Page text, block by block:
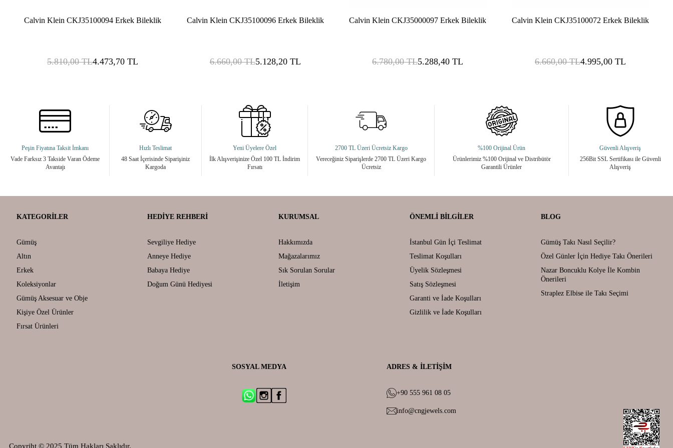
Calvin Klein CKJ35100094 Erkek Bileklik
5.810,00TL4.473,70TL
Calvin Klein CKJ35100096 Erkek Bileklik
6.660,00TL5.128,20TL
Calvin Klein CKJ35000097 Erkek Bileklik
6.780,00TL5.288,40 TL
Calvin Klein CKJ35100072 Erkek Bileklik
6.660,00TL4.995,00 TL
Peşin Fiyatına Taksit İmkanı
Vade Farksız 3 Takside Varan Ödeme
Avantajı
Hızlı Teslimat
48 Saat İçerisinde Siparişiniz
Kargoda
Yeni Üyelere Özel
İlk Alışverişinize Özel 100 TL İndirim
Fırsatı
2700 TL Üzeri Ücretsiz Kargo
Vereceğiniz Siparişlerde 2700 TL Üzeri Kargo
Ücretsiz
%100 Orijinal Ürün
Ürünlerimiz %100 Orijinal ve Distribütör
Garantili Ürünler
Güvenli Alışveriş
256Bit SSL Sertifikası ile Güvenli
Alışveriş
KATEGORILER
Gümüş
Altın
Erkek
Koleksiyonlar
Gümüş Aksesuar ve Obje
Kişiye Özel Ürünler
Fırsat Ürünleri
HEDIYE REHBERI
Sevgiliye Hediye
Anneye Hediye
Babaya Hediye
Doğum Günü Hediyesi
KURUMSAL
Hakkımızda
Mağazalarımız
Sık Sorulan Sorular
İletişim
ÖNEMLI BILGILER
İstanbul Gün İçi Teslimat
Teslimat Koşulları
Üyelik Sözleşmesi
Satış Sözleşmesi
Garanti ve İade Koşulları
Gizlilik ve İade Koşulları
BLOG
Gümüş Takı Nasıl Seçilir?
Özel Günler İçin Hediye Takı Önerileri
Nazar Boncuklu Kolye İle Kombin
Önerileri
Straplez Elbise ile Takı Seçimi
SOSYAL MEDYA ADRES & İLETIŞIM
+90 555 961 08 05
info@cngjewels.com
Copyriht © 2025 Tüm Hakları Saklıdır.